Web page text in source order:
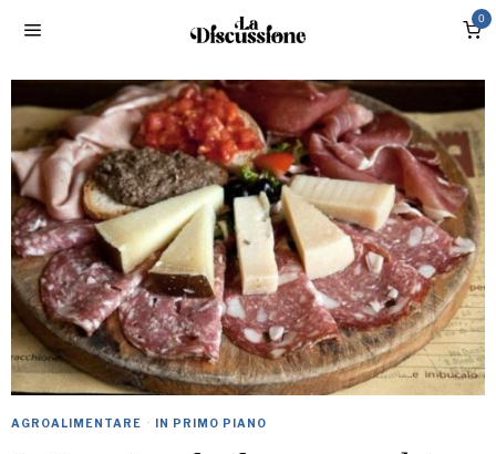
0
AGROALIMENTARE · IN PRIMO PIANO